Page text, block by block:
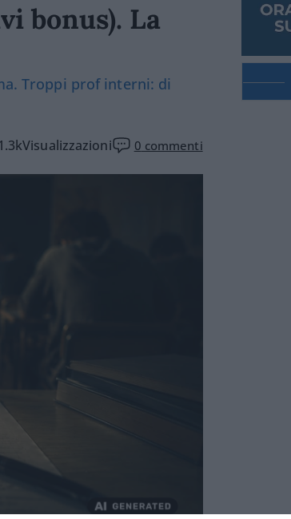
bonus). La
Troppi prof interni: di
1.3kVisualizzazioni 0 commenti